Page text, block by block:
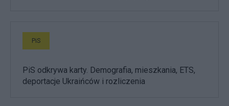
PiS
PiS odkrywa karty. Demografia, mieszkania, ETS,
deportacje Ukraińców i rozliczenia